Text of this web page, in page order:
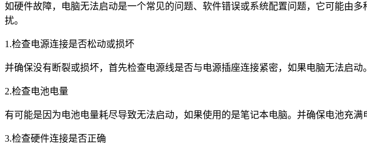
如硬件故障，电脑无法启动是一个常见的问题、软件错误或系统配置问题，它可能由
扰。
1.检查电源连接是否松动或损坏
并确保没有断裂或损坏，首先检查电源线是否与电源插座连接紧密，如果电脑无法启动
2.检查电池电量
有可能是因为电池电量耗尽导致无法启动，如果使用的是笔记本电脑。并确保电池充满
3.检查硬件连接是否正确